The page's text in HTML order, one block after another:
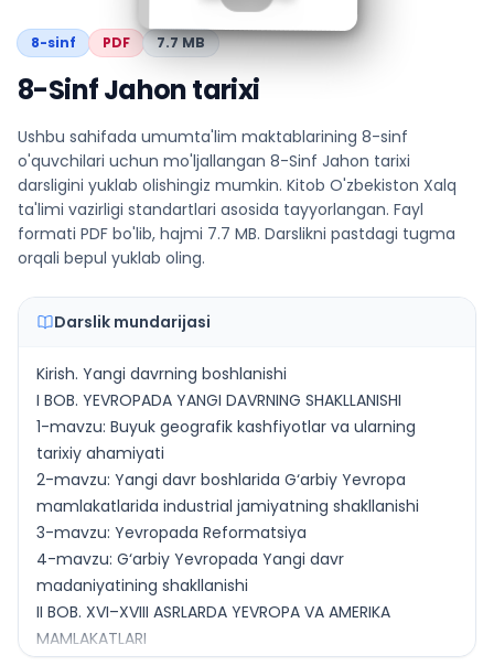
8-sinf PDF 7.7 MB
8-Sinf Jahon tarixi
Ushbu sahifada umumta'lim maktablarining 8-sinf
o'quvchilari uchun mo'ljallangan 8-Sinf Jahon tarixi
darsligini yuklab olishingiz mumkin. Kitob O'zbekiston Xalq
ta'limi vazirligi standartlari asosida tayyorlangan. Fayl
formati PDF bo'lib, hajmi 7.7 MB. Darslikni pastdagi tugma
orqali bepul yuklab oling.
Darslik mundarijasi
Kirish. Yangi davrning boshlanishi
I BOB. YEVROPADA YANGI DAVRNING SHAKLLANISHI
1-mavzu: Buyuk geografik kashfiyotlar va ularning
tarixiy ahamiyati
2-mavzu: Yangi davr boshlarida G‘arbiy Yevropa
mamlakatlarida industrial jamiyatning shakllanishi
3-mavzu: Yevropada Reformatsiya
4-mavzu: G‘arbiy Yevropada Yangi davr
madaniyatining shakllanishi
II BOB. XVI–XVIII ASRLARDA YEVROPA VA AMERIKA
MAMLAKATLARI